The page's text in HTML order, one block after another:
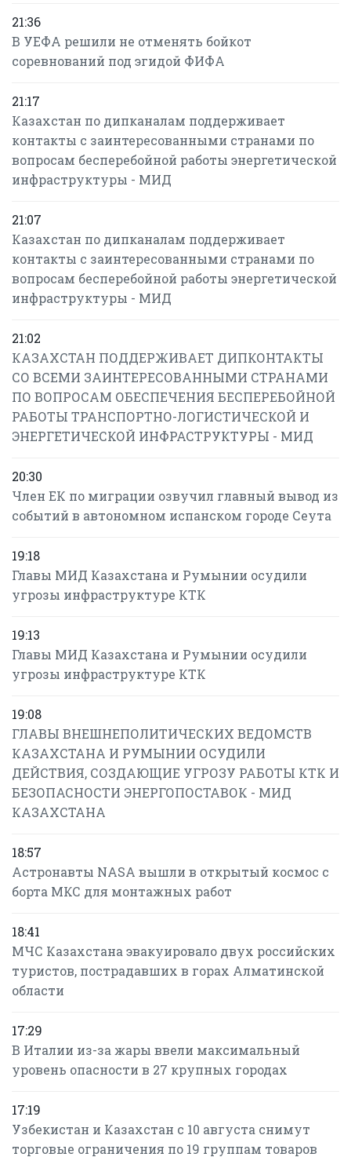
21:36
В УЕФА решили не отменять бойкот
соревнований под эгидой ФИФА
21:17
Казахстан по дипканалам поддерживает
контакты с заинтересованными странами по
вопросам бесперебойной работы энергетической
инфраструктуры - МИД
21:07
Казахстан по дипканалам поддерживает
контакты с заинтересованными странами по
вопросам бесперебойной работы энергетической
инфраструктуры - МИД
21:02
КАЗАХСТАН ПОДДЕРЖИВАЕТ ДИПКОНТАКТЫ
СО ВСЕМИ ЗАИНТЕРЕСОВАННЫМИ СТРАНАМИ
ПО ВОПРОСАМ ОБЕСПЕЧЕНИЯ БЕСПЕРЕБОЙНОЙ
РАБОТЫ ТРАНСПОРТНО-ЛОГИСТИЧЕСКОЙ И
ЭНЕРГЕТИЧЕСКОЙ ИНФРАСТРУКТУРЫ - МИД
20:30
Член ЕК по миграции озвучил главный вывод из
событий в автономном испанском городе Сеута
19:18
Главы МИД Казахстана и Румынии осудили
угрозы инфраструктуре КТК
19:13
Главы МИД Казахстана и Румынии осудили
угрозы инфраструктуре КТК
19:08
ГЛАВЫ ВНЕШНЕПОЛИТИЧЕСКИХ ВЕДОМСТВ
КАЗАХСТАНА И РУМЫНИИ ОСУДИЛИ
ДЕЙСТВИЯ, СОЗДАЮЩИЕ УГРОЗУ РАБОТЫ КТК И
БЕЗОПАСНОСТИ ЭНЕРГОПОСТАВОК - МИД
КАЗАХСТАНА
18:57
Астронавты NASA вышли в открытый космос с
борта МКС для монтажных работ
18:41
МЧС Казахстана эвакуировало двух российских
туристов, пострадавших в горах Алматинской
области
17:29
В Италии из-за жары ввели максимальный
уровень опасности в 27 крупных городах
17:19
Узбекистан и Казахстан с 10 августа снимут
торговые ограничения по 19 группам товаров